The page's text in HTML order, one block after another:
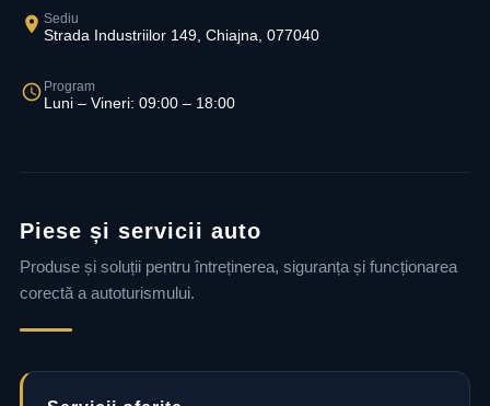
Sediu
Strada Industriilor 149, Chiajna, 077040
Program
Luni – Vineri: 09:00 – 18:00
Piese și servicii auto
Produse și soluții pentru întreținerea, siguranța și funcționarea
corectă a autoturismului.